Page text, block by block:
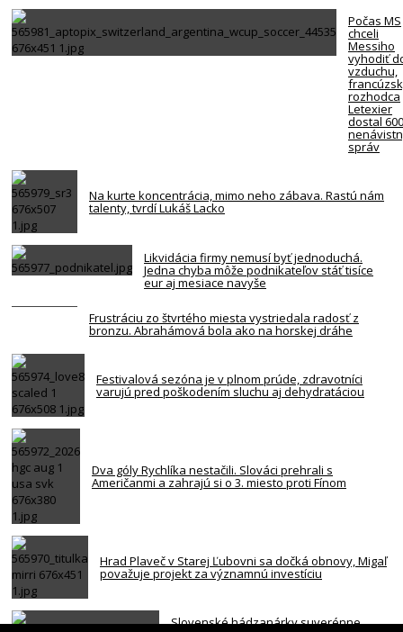
Počas MS
chceli
Messiho
vyhodiť
vzduchu,
rozhodca
Letexier
dostal
správ
Na kurte koncentrácia, mimo neho zábava. Rastú nám
talenty, tvrdí Lukáš Lacko
Likvidácia firmy nemusí byť jednoduchá.
Jedna chyba môže podnikateľov stáť tisíce
eur aj mesiace navyše
Frustráciu zo štvrtého miesta vystriedala radosť z
bronzu. Abrahámová bola ako na horskej dráhe
Festivalová sezóna je v plnom prúde, zdravotníci
varujú pred poškodením sluchu aj dehydratáciou
Dva góly Rychlíka nestačili. Slováci prehrali s
Američanmi a zahrajú si o 3. miesto proti Fínom
Hrad Plaveč v Starej Ľubovni sa dočká obnovy, Migaľ
považuje projekt za významnú investíciu
Slovenské hádzanárky suverénne